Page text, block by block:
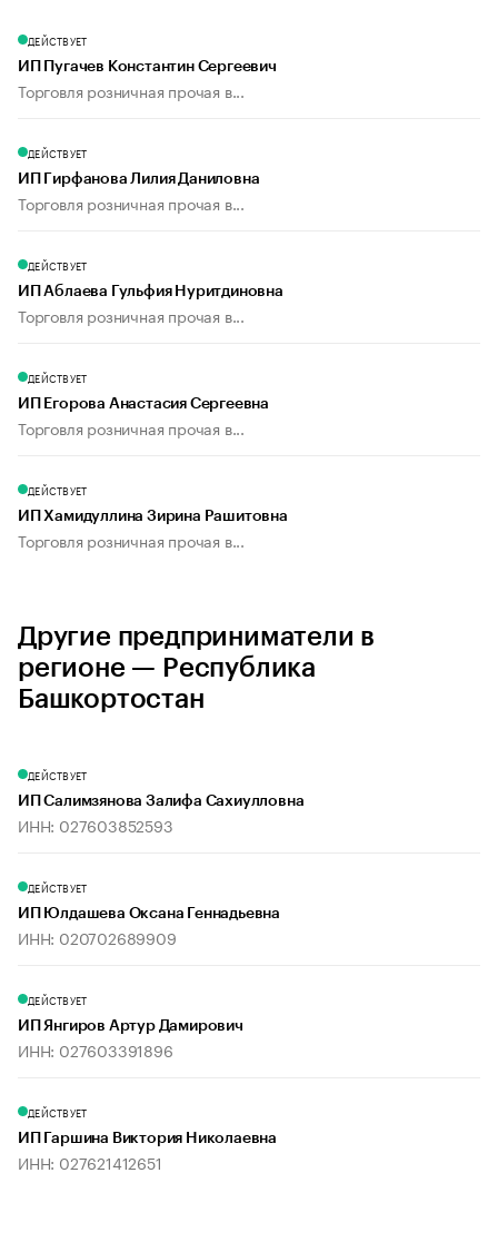
ДЕЙСТВУЕТ
ИП Пугачев Константин Сергеевич
Торговля розничная прочая в...
ДЕЙСТВУЕТ
ИП Гирфанова Лилия Даниловна
Торговля розничная прочая в...
ДЕЙСТВУЕТ
ИП Аблаева Гульфия Нуритдиновна
Торговля розничная прочая в...
ДЕЙСТВУЕТ
ИП Егорова Анастасия Сергеевна
Торговля розничная прочая в...
ДЕЙСТВУЕТ
ИП Хамидуллина Зирина Рашитовна
Торговля розничная прочая в...
Другие предприниматели в
регионе — Республика
Башкортостан
ДЕЙСТВУЕТ
ИП Салимзянова Залифа Сахиулловна
ИНН: 027603852593
ДЕЙСТВУЕТ
ИП Юлдашева Оксана Геннадьевна
ИНН: 020702689909
ДЕЙСТВУЕТ
ИП Янгиров Артур Дамирович
ИНН: 027603391896
ДЕЙСТВУЕТ
ИП Гаршина Виктория Николаевна
ИНН: 027621412651